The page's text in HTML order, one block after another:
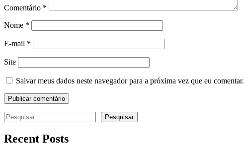
Comentário *
Nome *
E-mail *
Site
Salvar meus dados neste navegador para a próxima vez que eu comentar.
Pesquisar Pesquisar
Recent Posts